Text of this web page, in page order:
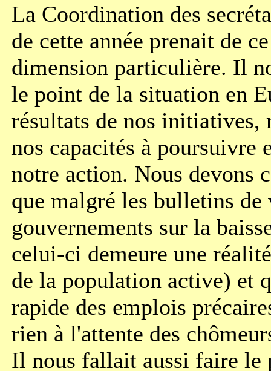
La Coordination des
de cette année prenait de
dimension particulière. Il
le point de la situation en
résultats de nos initiatives,
nos capacités à poursuivre
notre action. Nous devons
que malgré les bulletins de
gouvernements sur la
celui-ci demeure une
de la population active) et
rapide des emplois
rien à l'attente des
Il nous fallait aussi faire le